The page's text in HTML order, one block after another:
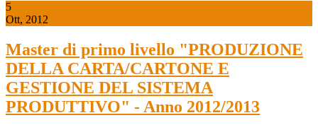
5
Ott, 2012
Master di primo livello "PRODUZIONE
DELLA CARTA/CARTONE E
GESTIONE DEL SISTEMA
PRODUTTIVO" - Anno 2012/2013